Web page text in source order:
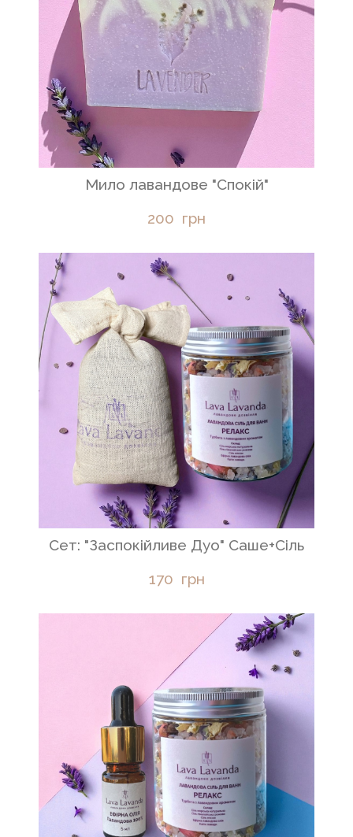
Мило лавандове "Спокій"
200  грн
Сет: "Заспокійливе Дуо" Cаше+Сіль
170  грн